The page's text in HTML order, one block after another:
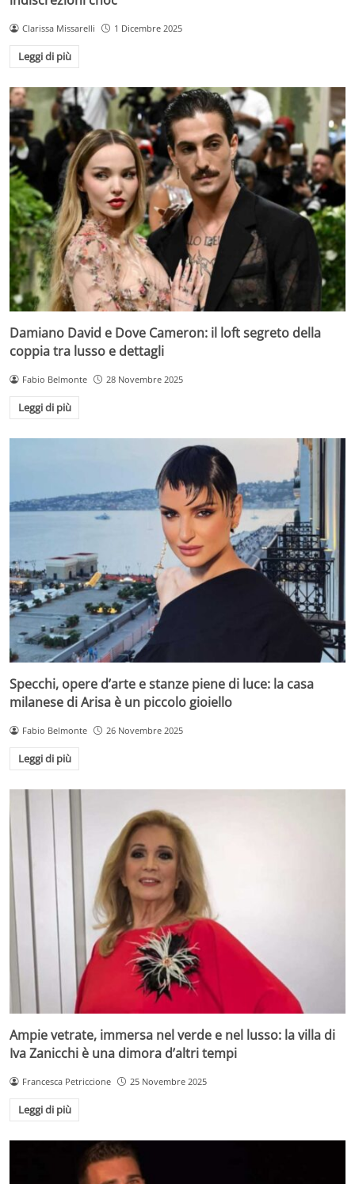
Clarissa Missarelli 1 Dicembre 2025
Leggi di più
Damiano David e Dove Cameron: il loft segreto della
coppia tra lusso e dettagli
Fabio Belmonte 28 Novembre 2025
Leggi di più
Specchi, opere d’arte e stanze piene di luce: la casa
milanese di Arisa è un piccolo gioiello
Fabio Belmonte 26 Novembre 2025
Leggi di più
Ampie vetrate, immersa nel verde e nel lusso: la villa di
Iva Zanicchi è una dimora d’altri tempi
Francesca Petriccione 25 Novembre 2025
Leggi di più